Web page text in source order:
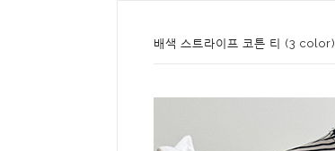
배색 스트라이프 코튼 티 (3 color)